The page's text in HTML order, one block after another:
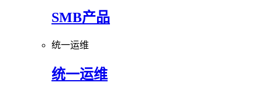
SMB产品
统一运维
统一运维